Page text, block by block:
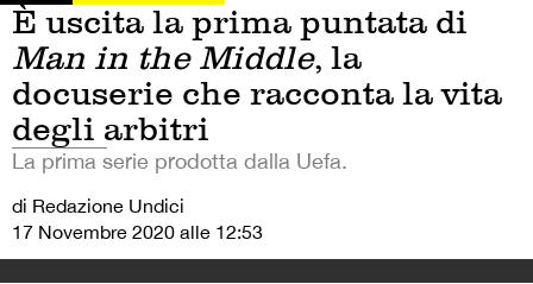
È uscita la prima puntata di
Man in the Middle, la
docuserie che racconta la vita
degli arbitri
La prima serie prodotta dalla Uefa.
di Redazione Undici
17 Novembre 2020 alle 12:53